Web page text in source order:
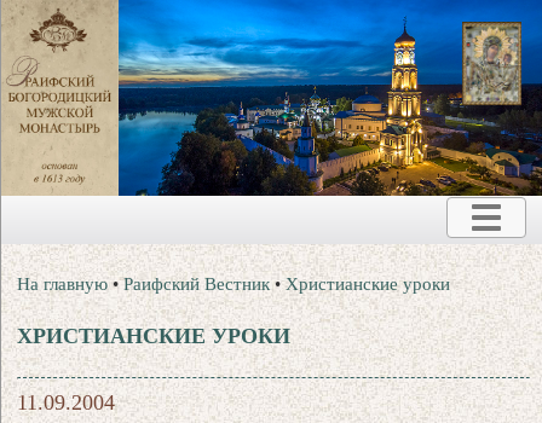
На главную •Раифский Вестник •Христианские уроки
ХРИСТИАНСКИЕ УРОКИ
11.09.2004